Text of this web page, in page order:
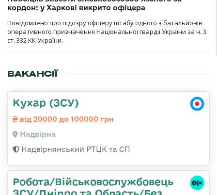
кордон: у Харкові викрито офіцера
Повідомлено про підозру офіцеру штабу одного з батальйонів
оперативного призначення Національної гвардії України за ч. 3
ст. 332 КК України.
ВАКАНСІЇ
Кухар (ЗСУ)
від 20000 до 100000 грн
Надвірна
Надвірнянський РТЦК та СП
Робота/Військовослужбовець